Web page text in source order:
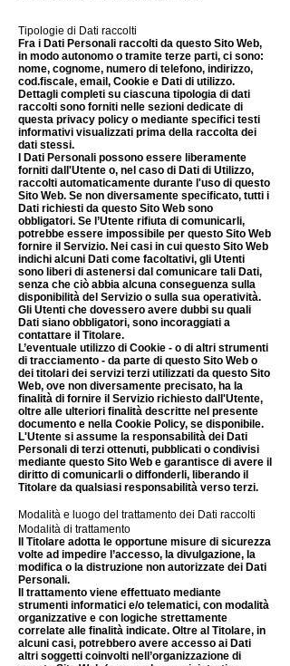
Tipologie di Dati raccolti
Fra i Dati Personali raccolti da questo Sito Web,
in modo autonomo o tramite terze parti, ci sono:
nome, cognome, numero di telefono, indirizzo,
cod.fiscale, email, Cookie e Dati di utilizzo.
Dettagli completi su ciascuna tipologia di dati
raccolti sono forniti nelle sezioni dedicate di
questa privacy policy o mediante specifici testi
informativi visualizzati prima della raccolta dei
dati stessi.
I Dati Personali possono essere liberamente
forniti dall'Utente o, nel caso di Dati di Utilizzo,
raccolti automaticamente durante l'uso di questo
Sito Web. Se non diversamente specificato, tutti i
Dati richiesti da questo Sito Web sono
obbligatori. Se l’Utente rifiuta di comunicarli,
potrebbe essere impossibile per questo Sito Web
fornire il Servizio. Nei casi in cui questo Sito Web
indichi alcuni Dati come facoltativi, gli Utenti
sono liberi di astenersi dal comunicare tali Dati,
senza che ciò abbia alcuna conseguenza sulla
disponibilità del Servizio o sulla sua operatività.
Gli Utenti che dovessero avere dubbi su quali
Dati siano obbligatori, sono incoraggiati a
contattare il Titolare.
L’eventuale utilizzo di Cookie - o di altri strumenti
di tracciamento - da parte di questo Sito Web o
dei titolari dei servizi terzi utilizzati da questo Sito
Web, ove non diversamente precisato, ha la
finalità di fornire il Servizio richiesto dall'Utente,
oltre alle ulteriori finalità descritte nel presente
documento e nella Cookie Policy, se disponibile.
L'Utente si assume la responsabilità dei Dati
Personali di terzi ottenuti, pubblicati o condivisi
mediante questo Sito Web e garantisce di avere il
diritto di comunicarli o diffonderli, liberando il
Titolare da qualsiasi responsabilità verso terzi.
Modalità e luogo del trattamento dei Dati raccolti
Modalità di trattamento
Il Titolare adotta le opportune misure di sicurezza
volte ad impedire l’accesso, la divulgazione, la
modifica o la distruzione non autorizzate dei Dati
Personali.
Il trattamento viene effettuato mediante
strumenti informatici e/o telematici, con modalità
organizzative e con logiche strettamente
correlate alle finalità indicate. Oltre al Titolare, in
alcuni casi, potrebbero avere accesso ai Dati
altri soggetti coinvolti nell’organizzazione di